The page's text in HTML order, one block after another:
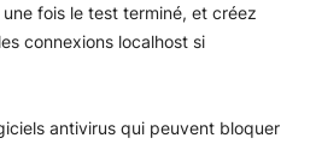
une fois le test terminé, et créez
connexions localhost si
antivirus qui peuvent bloquer